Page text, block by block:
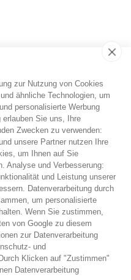
إذا لم تكن متأكدًا، يمكنك
والنصائح والحيل المتعلقة
إلى المستهلك ويمكن أيضًا
zur Nutzung von Cookies
ähnliche Technologien, um
personalisierte Werbung
Sie uns, Ihre
Zwecken zu verwenden:
unsere Partner nutzen Ihre
um Ihnen auf Sie
Analyse und Verbesserung:
und Leistung unserer
Datenverarbeitung durch
um personalisierte
Wenn Sie zustimmen,
von Google zu diesem
zur Datenverarbeitung
und
Klicken auf "Zustimmen"
Datenverarbeitung